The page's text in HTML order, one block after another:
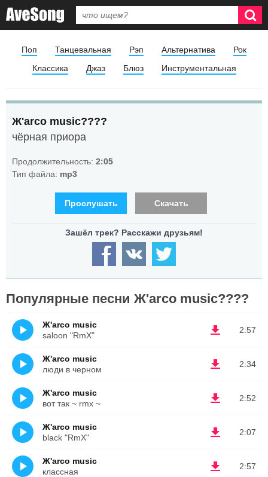
Поп Танцевальная Рэп Альтернатива
Рок
Классика
Джаз Блюз Инструментальная
Ж'arco music????
чёрная приора
Продолжительность: 2:05
Тип файла: mp3
Прослушать Скачать
Популярные песни Ж'arco music????
2:57
Ж'arco music
saloon "RmX"
2:34
Ж'arco music
люди в черном
2:52
Ж'arco music
вот так ~ rmx ~
2:07
Ж'arco music
black "RmX"
2:57
Ж'arco music
классная